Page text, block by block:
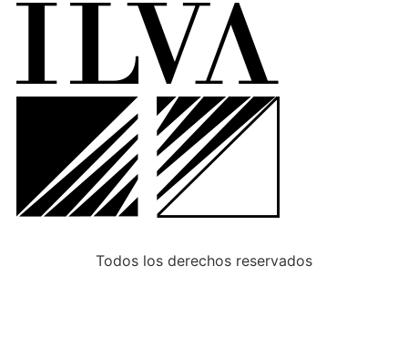
Todos los derechos reservados